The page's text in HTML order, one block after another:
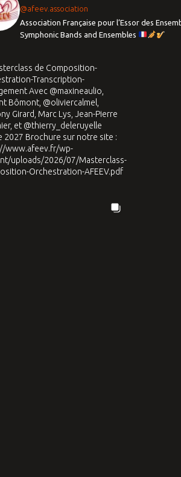
@afeev.association
Association Française pour l’Essor des
Symphonic Bands and Ensembles